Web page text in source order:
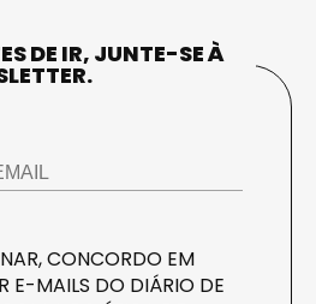
DE IR, JUNTE-SE À
CONCORDO EM
E-MAILS DO DIÁRIO DE